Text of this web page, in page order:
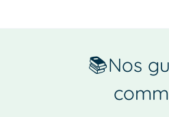
📚Nos